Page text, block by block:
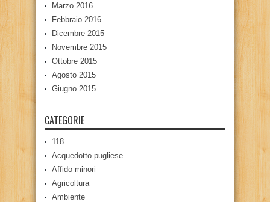
Marzo 2016
Febbraio 2016
Dicembre 2015
Novembre 2015
Ottobre 2015
Agosto 2015
Giugno 2015
CATEGORIE
118
Acquedotto pugliese
Affido minori
Agricoltura
Ambiente